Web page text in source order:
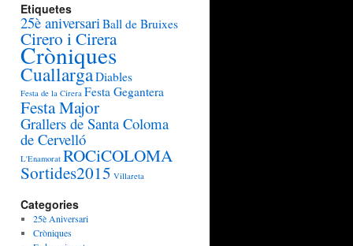
Etiquetes
25è aniversariBall de Bruixes
Cirero i Cirera
Cròniques
CuallargaDiables
Festa de la Cirera Festa Gegantera
Festa Major
Grallers de Santa Coloma
de Cervelló
L'Enamorat ROCiCOLOMA
Sortides2015 Villareta
Categories
25è Aniversari
Cròniques